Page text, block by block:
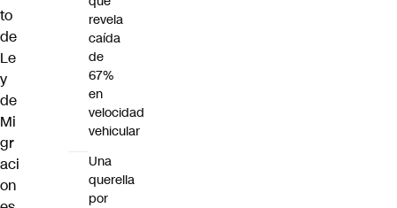
to
de
Le
y
de
Mi
gr
aci
on
revela
caída
de
67%
en
velocidad
vehicular
Una
querella
por